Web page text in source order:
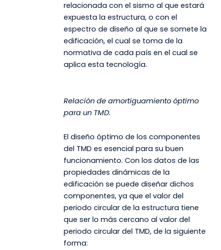
relacionada con el sismo al que estará
expuesta la estructura, o con el
espectro de diseño al que se somete la
edificación, el cual se toma de la
normativa de cada país en el cual se
aplica esta tecnología.
Relación de amortiguamiento óptimo
para un TMD.
El diseño óptimo de los componentes
del TMD es esencial para su buen
funcionamiento. Con los datos de las
propiedades dinámicas de la
edificación se puede diseñar dichos
componentes, ya que el valor del
periodo circular de la estructura tiene
que ser lo más cercano al valor del
periodo circular del TMD, de la siguiente
forma: